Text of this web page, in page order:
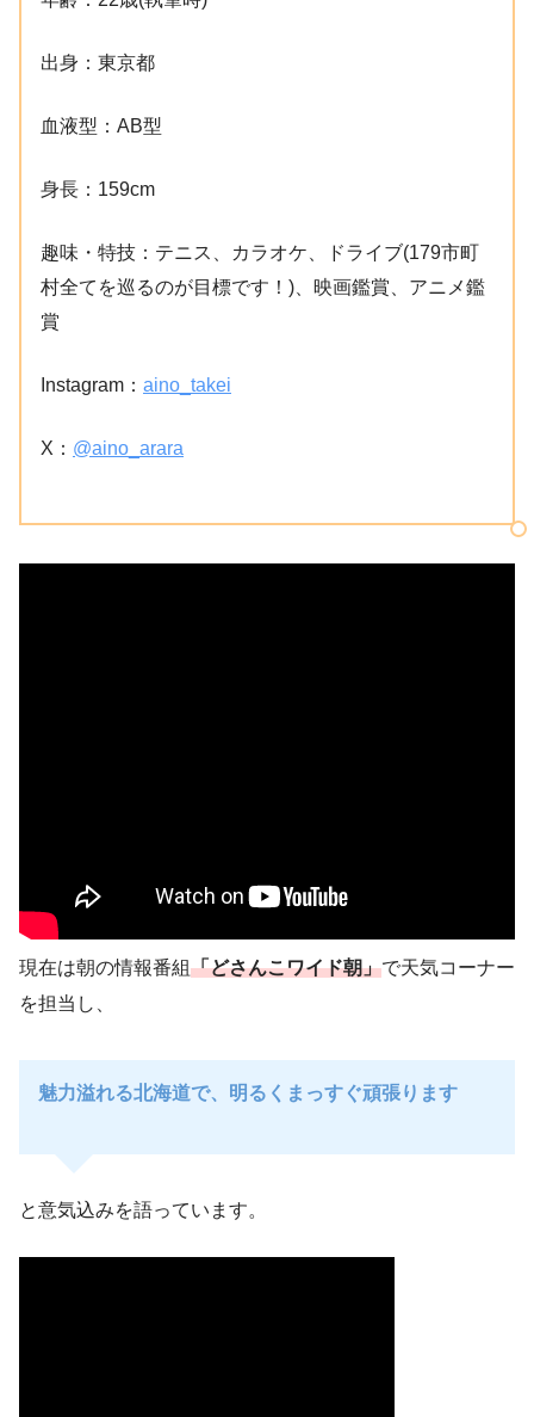
出身：東京都
血液型：AB型
身長：159cm
趣味・特技：テニス、カラオケ、ドライブ(179市町
村全てを巡るのが目標です！)、映画鑑賞、アニメ鑑
賞
Instagram： aino_takei
X： @aino_arara
現在は朝の情報番組「どさんこワイド朝」で天気コーナー
を担当し、
魅力溢れる北海道で、明るくまっすぐ頑張ります
と意気込みを語っています。